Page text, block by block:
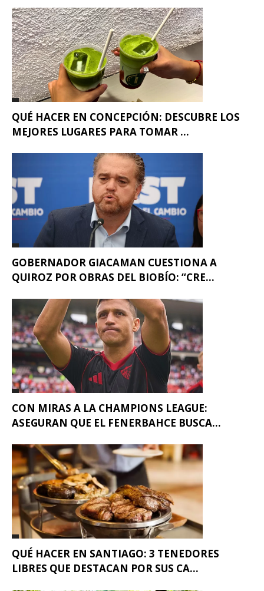
QUÉ HACER EN CONCEPCIÓN: DESCUBRE LOS
MEJORES LUGARES PARA TOMAR ...
GOBERNADOR GIACAMAN CUESTIONA A
QUIROZ POR OBRAS DEL BIOBÍO: “CRE...
CON MIRAS A LA CHAMPIONS LEAGUE:
ASEGURAN QUE EL FENERBAHCE BUSCA...
QUÉ HACER EN SANTIAGO: 3 TENEDORES
LIBRES QUE DESTACAN POR SUS CA...